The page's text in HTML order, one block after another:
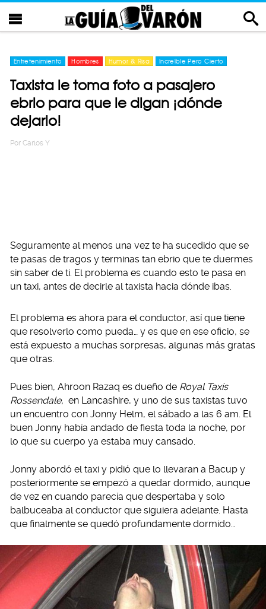
Entretenimiento Hombres Humor & Risa Increíble Pero Cierto
Taxista le toma foto a pasajero
ebrio para que le digan ¡dónde
dejarlo!
Por Carlos Y
Seguramente al menos una vez te ha sucedido que se
te pasas de tragos y terminas tan ebrio que te duermes
sin saber de ti. El problema es cuando esto te pasa en
un taxi, antes de decirle al taxista hacia dónde ibas.
El problema es ahora para el conductor, así que tiene
que resolverlo como pueda… y es que en ese oficio, se
está expuesto a muchas sorpresas, algunas más gratas
que otras.
Pues bien, Ahroon Razaq es dueño de Royal Taxis
Rossendale, en Lancashire, y uno de sus taxistas tuvo
un encuentro con Jonny Helm, el sábado a las 6 am. El
buen Jonny había andado de fiesta toda la noche, por
lo que su cuerpo ya estaba muy cansado.
Jonny abordó el taxi y pidió que lo llevaran a Bacup y
posteriormente se empezó a quedar dormido, aunque
de vez en cuando parecía que despertaba y solo
balbuceaba al conductor que siguiera adelante. Hasta
que finalmente se quedó profundamente dormido…